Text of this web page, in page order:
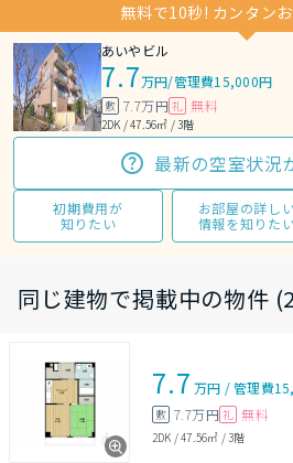
無料で10秒! カンタン
あいやビル
7.7万円/管理費15,000円
敷 7.7万円 礼 無料
2DK / 47.56㎡ / 3階
最新の空室状況
初期費用が
知りたい
お部屋の詳し
情報を知りた
同じ建物で掲載中の物件
7.7 万円 /管理費
敷 7.7万円 礼 無料
2DK /47.56㎡ /3階